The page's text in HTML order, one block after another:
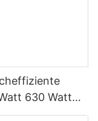
630 Watt